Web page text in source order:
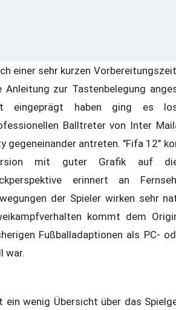
einer sehr kurzen
Anleitung zur Tastenbelegung
eingeprägt haben ging es
Balltreter von Inter
gegeneinander antreten. "Fifa 12"
mit guter Grafik auf
erinnert an
der Spieler wirken sehr
kommt dem
Fußballadaptionen als PC-
war.
ein wenig Übersicht über das